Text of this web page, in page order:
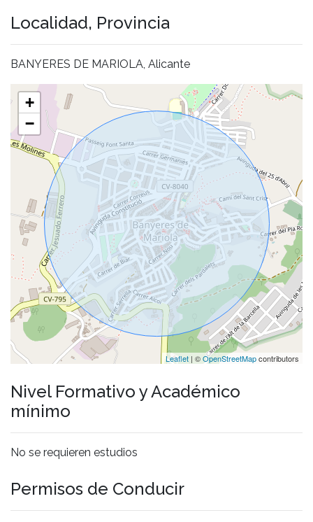
Localidad, Provincia
BANYERES DE MARIOLA, Alicante
+
−
Leaflet | ©OpenStreetMapcontributors
Nivel Formativo y Académico
mínimo
No se requieren estudios
Permisos de Conducir